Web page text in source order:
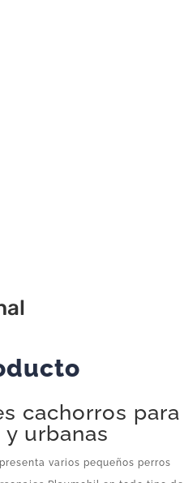
cachorros para
urbanas
varios pequeños perros